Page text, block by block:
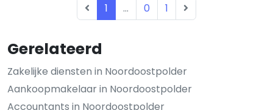
Gerelateerd
Zakelijke diensten in Noordoostpolder
Aankoopmakelaar in Noordoostpolder
Accountants in Noordoostpolder
1 ... 0 1